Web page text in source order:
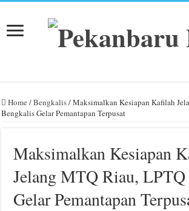
Home /Bengkalis/Maksimalkan Kesiapan Kafilah
Bengkalis Gelar Pemantapan Terpusat
Maksimalkan Kesiapan
Jelang MTQ Riau,
Gelar Pemantapan